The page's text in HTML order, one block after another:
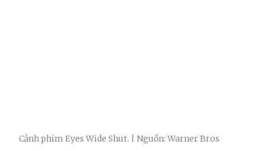
Cảnh phim Eyes Wide Shut. | Nguồn: Warner Bros